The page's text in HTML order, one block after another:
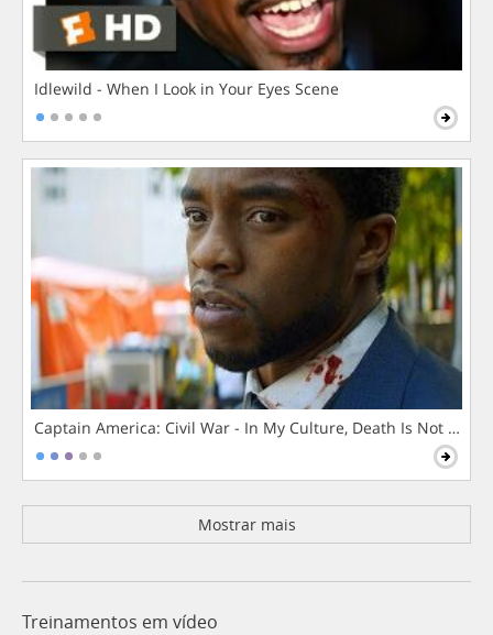
Idlewild - When I Look in Your Eyes Scene
Captain America: Civil War - In My Culture, Death Is Not The
Mostrar mais
Treinamentos em vídeo